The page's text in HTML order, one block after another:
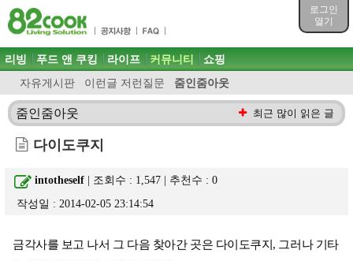
로그인
열기
목차
주메뉴 바로가기
컨텐츠 바로가기
검색 바로가기
로그인 바로가기
주메뉴
리빙 푸드 앤 쿠킹 라이프 커뮤니티
자유게시판 이런글 저런질문 줌인줌아웃
쇼핑
줌인줌아웃 최근 많이 읽은 글
다이도쿠지
intotheself | 조회수 : 1,547 | 추천수 :0
작성일 : 2014-02-05 23:14:54
금각사를 보고 나서 그 다음 찾아간 곳은 다이도쿠지, 그러나 기타